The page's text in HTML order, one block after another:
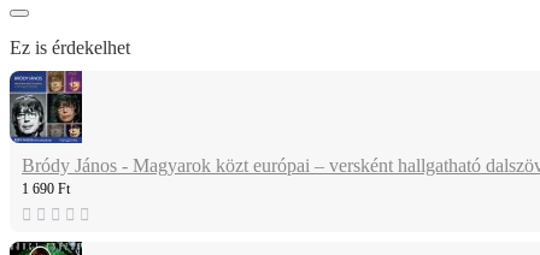
Ez is érdekelhet
Bródy János - Magyarok közt európai – versként hallgatható
1 690 Ft